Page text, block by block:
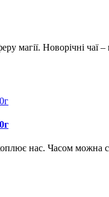
магії. Новорічні чаї
нас. Часом можна